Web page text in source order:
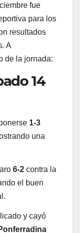
fue
para los
resultados
A
de la jornada:
14
1-3
una
6-2 contra la
el buen
y cayó